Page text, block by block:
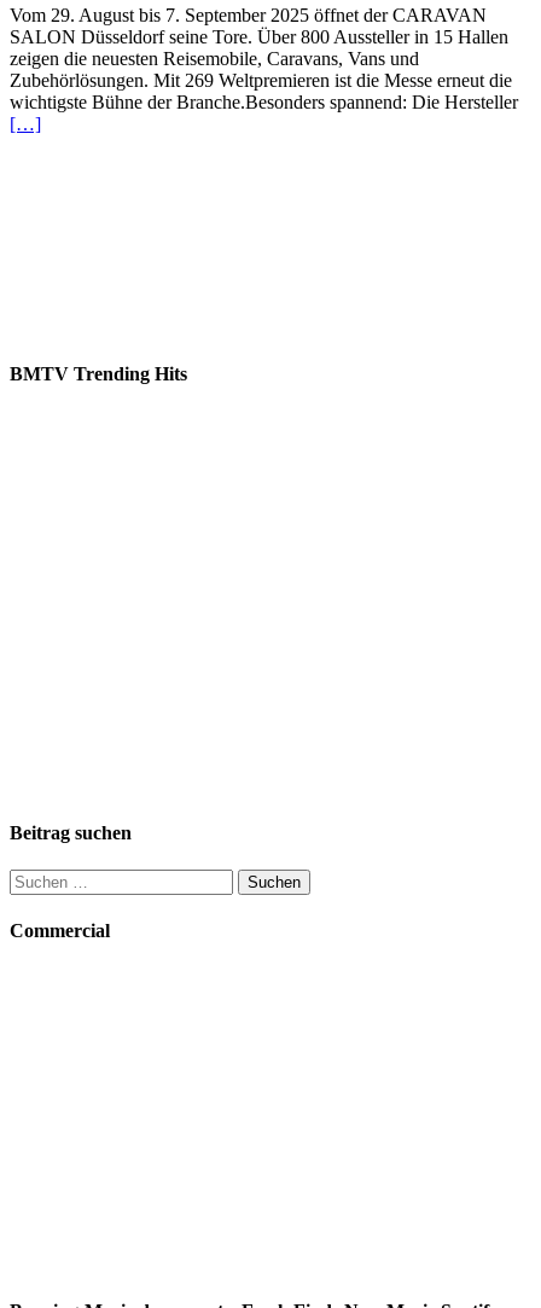
Vom 29. August bis 7. September 2025 öffnet der CARAVAN
SALON Düsseldorf seine Tore. Über 800 Aussteller in 15 Hallen
zeigen die neuesten Reisemobile, Caravans, Vans und
Zubehörlösungen. Mit 269 Weltpremieren ist die Messe erneut die
wichtigste Bühne der Branche.Besonders spannend: Die Hersteller
[…]
BMTV Trending Hits
Beitrag suchen
Suchen
nach:
Commercial